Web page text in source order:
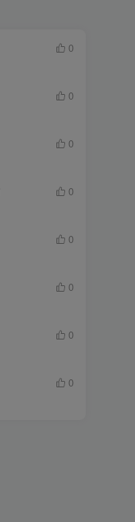
0
0
0
0
0
0
0
0